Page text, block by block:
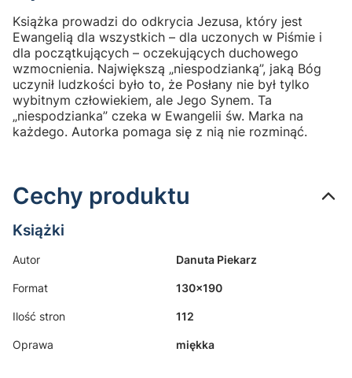
Książka prowadzi do odkrycia Jezusa, który jest
Ewangelią dla wszystkich – dla uczonych w Piśmie i
dla początkujących – oczekujących duchowego
wzmocnienia. Największą „niespodzianką”, jaką Bóg
uczynił ludzkości było to, że Posłany nie był tylko
wybitnym człowiekiem, ale Jego Synem. Ta
„niespodzianka” czeka w Ewangelii św. Marka na
każdego. Autorka pomaga się z nią nie rozminąć.
Cechy produktu
Książki
Autor Danuta Piekarz
Format 130x190
Ilość stron 112
Oprawa miękka